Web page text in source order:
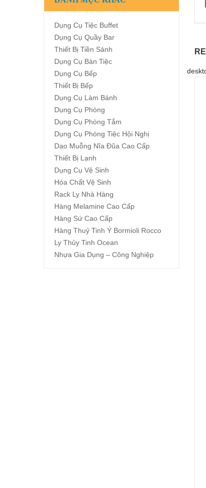
Dụng Cụ Tiệc Buffet
Dụng Cụ Quầy Bar
Thiết Bị Tiền Sảnh
Dụng Cụ Bàn Tiệc
Dụng Cụ Bếp
Thiết Bị Bếp
Dụng Cụ Làm Bánh
Dụng Cụ Phòng
Dụng Cụ Phòng Tắm
Dụng Cụ Phòng Tiệc Hội Nghị
Dao Muỗng Nĩa Đũa Cao Cấp
Thiết Bị Lạnh
Dụng Cụ Vệ Sinh
Hóa Chất Vệ Sinh
Rack Ly Nhà Hàng
Hàng Melamine Cao Cấp
Hàng Sứ Cao Cấp
Hàng Thuỷ Tinh Ý Bormioli Rocco
Ly Thủy Tinh Ocean
Nhựa Gia Dụng – Công Nghiệp